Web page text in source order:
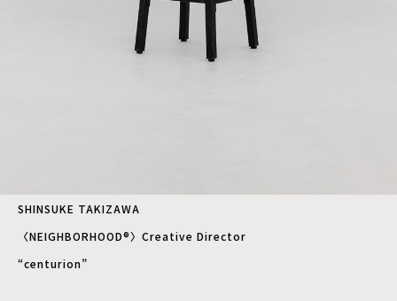
SHINSUKE TAKIZAWA
〈NEIGHBORHOOD®〉Creative Director
“centurion”